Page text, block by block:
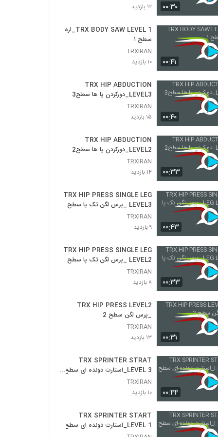
۸ بازدید
پشت بازو سطح ۳
بازو کیک بک سطح ۱
۱۳ بازدید
بازو کیک بک سطح 2
۹ بازدید
رو سطح ۱
۱۴ بازدید
رو سطح ۲
۱۳ بازدید
TRX ROW SERIES LEVEL3 _مجموعه حرکات
رو سطح3
۱۳ بازدید
TRX POWER PULL LEVEL 1_پاور پول
سطح ۱
۱۱ بازدید
سطح 2
۱۵ بازدید
سطح 3
۱۱ بازدید
TRX HIP THROW LEVEL 1_رو همراه
چرخش لگن سطح ۱
۰۰:۳۰
۱۲ بازدید
۰۰:۴۱
TRX BODY SAW LEVEL 1_اره
سطح ۱
TRXIRAN
۱۰ بازدید
۰۰:۴۰
TRX HIP ABDUCTION
LEVEL3_دورکردن پا ها سطح3
TRXIRAN
۱۵ بازدید
۰۰:۳۳
TRX HIP ABDUCTION
LEVEL2_دورکردن پا ها سطح2
TRXIRAN
۱۴ بازدید
۰۰:۴۳
TRX HIP PRESS SINGLE LEG
LEVEL3 _پرس لگن تک پا سطح 3
TRXIRAN
۹ بازدید
۰۰:۳۳
TRX HIP PRESS SINGLE LEG
LEVEL2 _پرس لگن تک پا سطح 2
TRXIRAN
۸ بازدید
۰۰:۳۱
TRX HIP PRESS LEVEL2
_پرس لگن سطح 2
TRXIRAN
۱۳ بازدید
۰۰:۴۴
TRX SPRINTER STRAT
LEVEL 3_استارت دونده ای سطح
3
TRXIRAN
۱۰ بازدید
TRX SPRINTER START
LEVEL 1_استارت دونده ای سطح ۱